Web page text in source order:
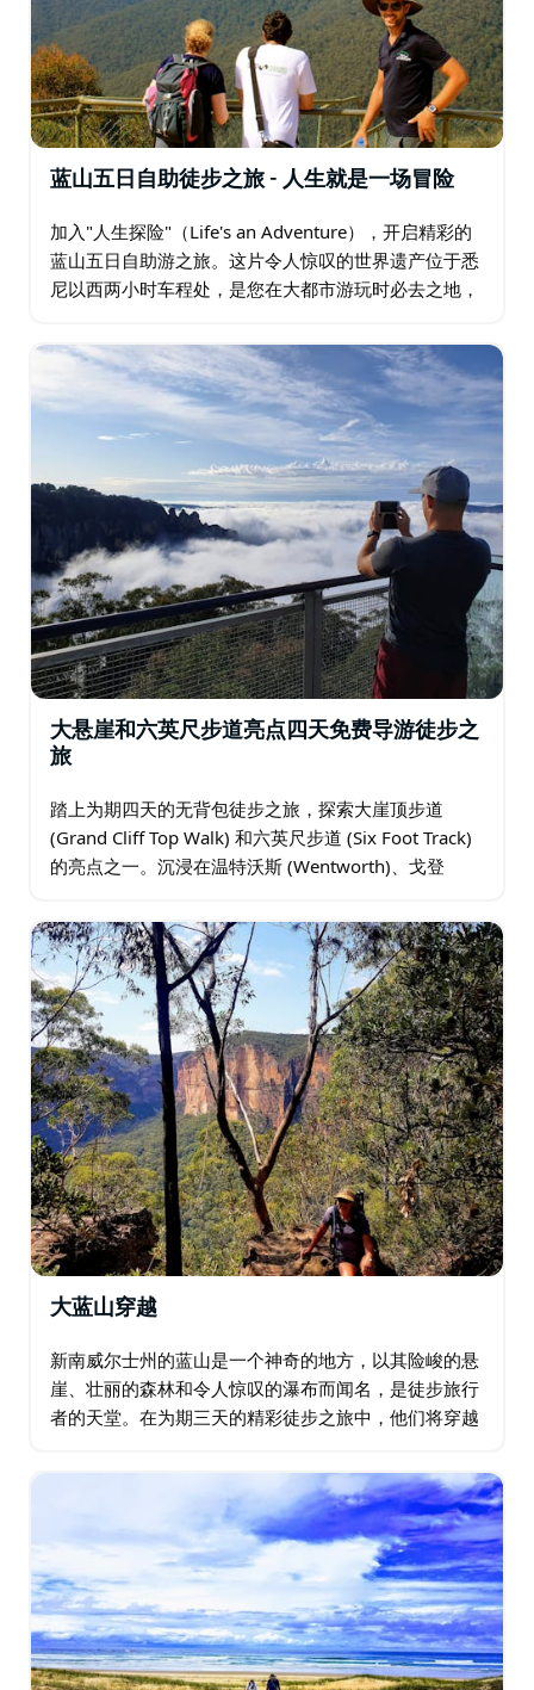
蓝山五日自助徒步之旅 - 人生就是一场冒险
加入"人生探险"（Life's an Adventure），开启精彩的
蓝山五日自助游之旅。这片令人惊叹的世界遗产位于悉
尼以西两小时车程处，是您在大都市游玩时必去之地，
一百万公顷的土地上…
大悬崖和六英尺步道亮点四天免费导游徒步之
旅
踏上为期四天的无背包徒步之旅，探索大崖顶步道
(Grand Cliff Top Walk) 和六英尺步道 (Six Foot Track)
的亮点之一。沉浸在温特沃斯 (Wentworth)、戈登
大蓝山穿越
新南威尔士州的蓝山是一个神奇的地方，以其险峻的悬
崖、壮丽的森林和令人惊叹的瀑布而闻名，是徒步旅行
者的天堂。在为期三天的精彩徒步之旅中，他们将穿越
最壮观的步道。 探索大峡谷郁郁葱葱的蕨类植物沟壑…